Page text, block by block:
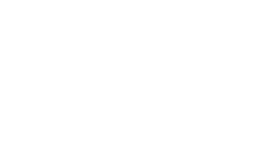
nossos princípios, e
justo. Não importa qual
para conseguir. Entre em
mais.